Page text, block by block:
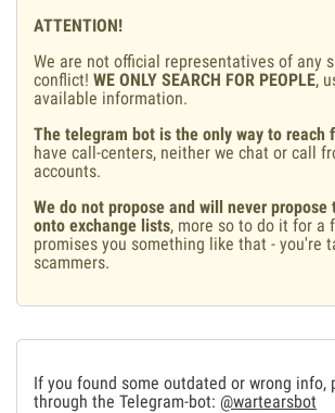
ATTENTION!
We are not official representatives of any
conflict! WE ONLY SEARCH FOR PEOPLE,
available information.
The telegram bot is the only way to reach
have call-centers, neither we chat or call
accounts.
We do not propose and will never propose
onto exchange lists, more so to do it for a
promises you something like that - you're
scammers.
If you found some outdated or wrong info,
through the Telegram-bot: @wartearsbot